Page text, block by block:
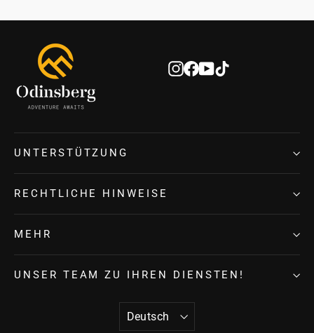
Mailingliste
Instagram
Facebook
YouTube
UNTERSTÜTZUNG
RECHTLICHE HINWEISE
MEHR
UNSER TEAM ZU IHREN DIENSTEN!
SPRACHE
Deutsch